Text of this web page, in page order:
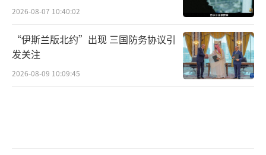
2026-08-07 10:40:02
“伊斯兰版北约”出现 三国防务协议引
发关注
2026-08-09 10:09:45